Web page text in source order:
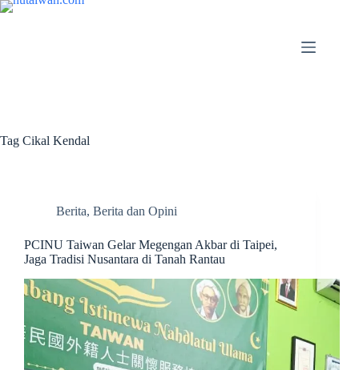
Tag Cikal Kendal
Berita, Berita dan Opini
PCINU Taiwan Gelar Megengan Akbar di Taipei,
Jaga Tradisi Nusantara di Tanah Rantau